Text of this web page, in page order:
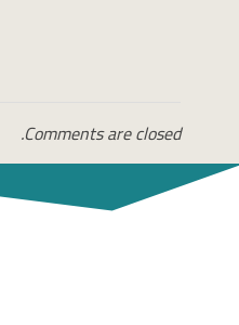
Comments are closed.